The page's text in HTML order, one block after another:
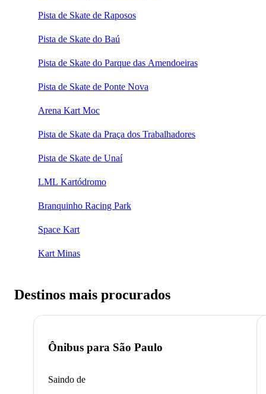
Pista de Skate de Raposos
Pista de Skate do Baú
Pista de Skate do Parque das Amendoeiras
Pista de Skate de Ponte Nova
Arena Kart Moc
Pista de Skate da Praça dos Trabalhadores
Pista de Skate de Unaí
LML Kartódromo
Branquinho Racing Park
Space Kart
Kart Minas
Destinos mais procurados
Ônibus para São Paulo
Saindo de